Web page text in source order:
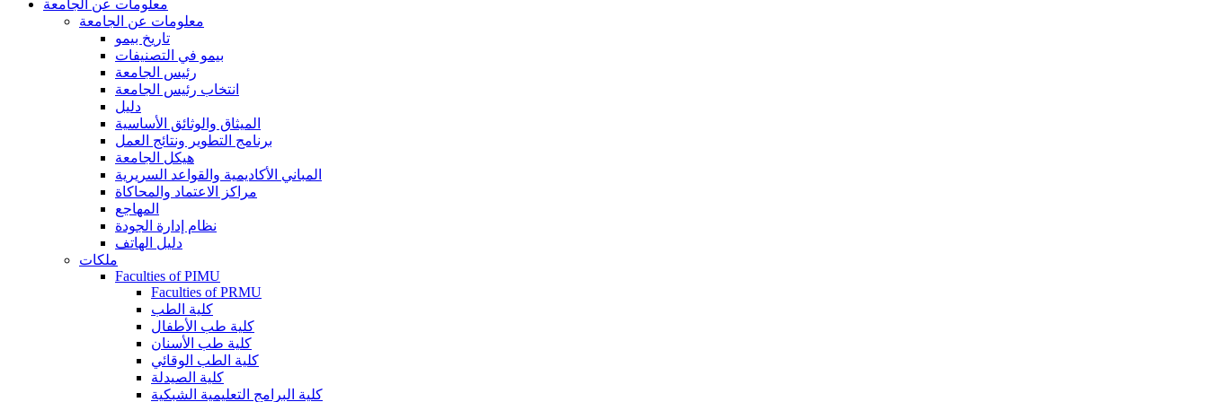
معلومات عن الجامعة
معلومات عن الجامعة
تاريخ بيمو
بيمو في التصنيفات
رئيس الجامعة
انتخاب رئيس الجامعة
دليل
الميثاق والوثائق الأساسية
برنامج التطوير ونتائج العمل
هيكل الجامعة
المباني الأكاديمية والقواعد السريرية
مراكز الاعتماد والمحاكاة
المهاجع
نظام إدارة الجودة
دليل الهاتف
ملكات
Faculties of PIMU
Faculties of PRMU
كلية الطب
كلية طب الأطفال
كلية طب الأسنان
كلية الطب الوقائي
كلية الصيدلة
كلية البرامج التعليمية الشبكية